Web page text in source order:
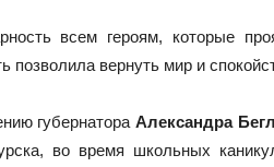
всем героям, которые
вернуть мир и
губернатораАлександра
во время школьных